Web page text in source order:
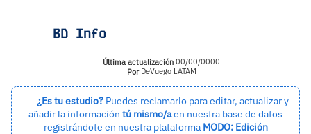
BD Info
Última actualización 00/00/0000
PorDeVuego LATAM
¿Es tu estudio? Puedes reclamarlo para editar, actualizar y
añadir la información tú mismo/aen nuestra base de datos
registrándote en nuestra plataforma MODO: Edición